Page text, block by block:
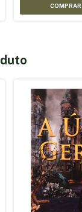
COMPRAR